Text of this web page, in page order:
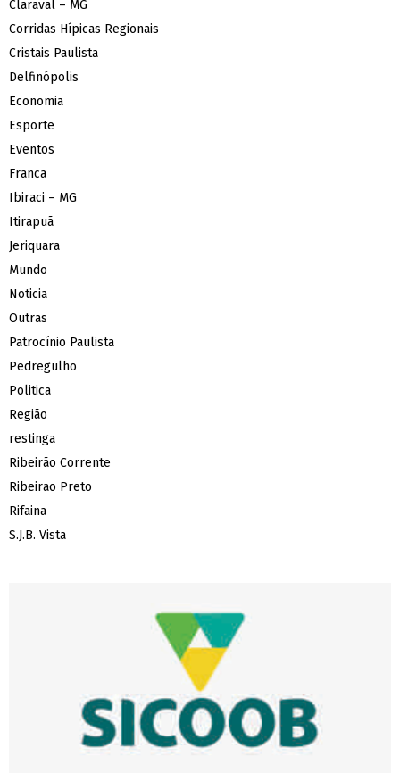
Claraval – MG
Corridas Hípicas Regionais
Cristais Paulista
Delfinópolis
Economia
Esporte
Eventos
Franca
Ibiraci – MG
Itirapuã
Jeriquara
Mundo
Noticia
Outras
Patrocínio Paulista
Pedregulho
Politica
Região
restinga
Ribeirão Corrente
Ribeirao Preto
Rifaina
S.J.B. Vista